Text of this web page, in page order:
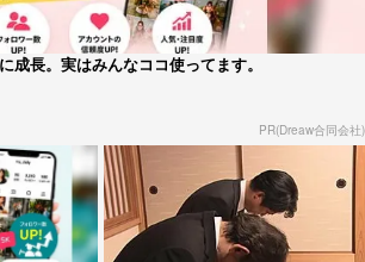
成長。実はみんなココ使ってます。
PR(Dreaw合同会社)